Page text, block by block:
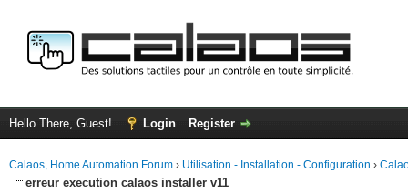
Hello There, Guest! Login Register
Calaos, Home Automation Forum › Utilisation - Installation - Configuration ›
erreur execution calaos installer v11